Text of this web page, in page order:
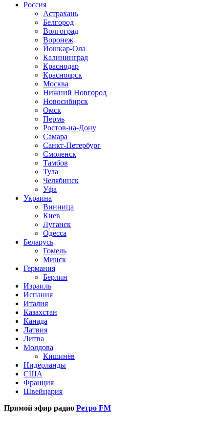
Россия
Астрахань
Белгород
Волгоград
Воронеж
Йошкар-Ола
Калининград
Краснодар
Красноярск
Москва
Нижний Новгород
Новосибирск
Омск
Пермь
Ростов-на-Дону
Самара
Санкт-Петербург
Смоленск
Тамбов
Тула
Челябинск
Уфа
Украина
Винница
Киев
Луганск
Одесса
Беларусь
Гомель
Минск
Германия
Берлин
Израиль
Испания
Италия
Казахстан
Канада
Латвия
Литва
Молдова
Кишинёв
Нидерланды
США
Франция
Швейцария
Прямой эфир радио Ретро FM